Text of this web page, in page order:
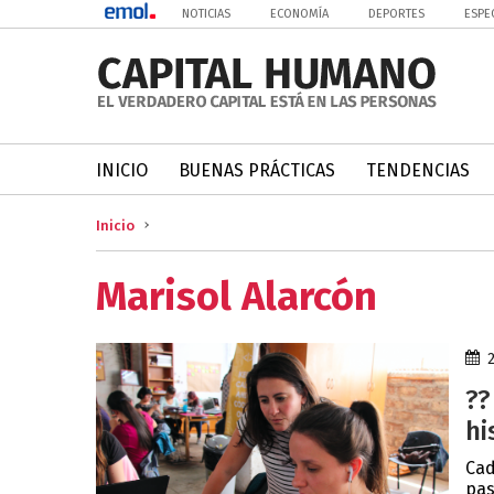
NOTICIAS ECONOMÍA DEPORTES
INICIO BUENAS PRÁCTICAS TENDENCIAS
Inicio
Marisol Alarcón